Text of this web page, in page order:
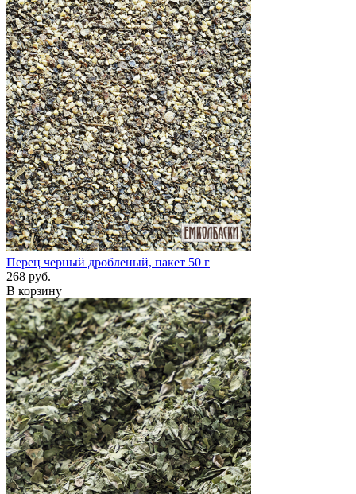
Перец черный дробленый, пакет 50 г
268 руб.
В корзину